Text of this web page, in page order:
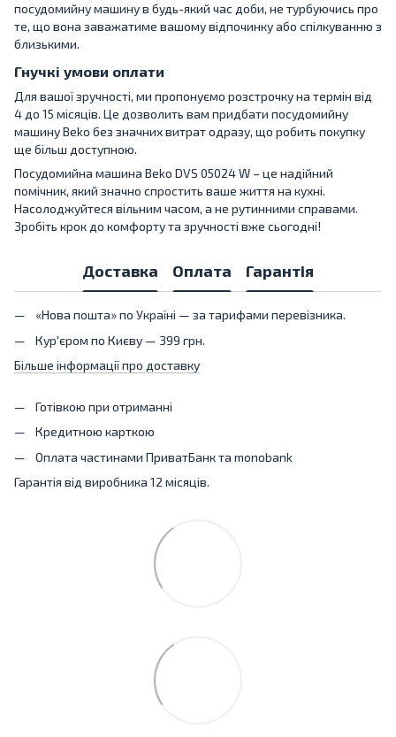
посудомийну машину в будь-який час доби, не турбуючись про
те, що вона заважатиме вашому відпочинку або спілкуванню з
близькими.
Гнучкі умови оплати
Для вашої зручності, ми пропонуємо розстрочку на термін від
4 до 15 місяців. Це дозволить вам придбати посудомийну
машину Beko без значних витрат одразу, що робить покупку
ще більш доступною.
Посудомийна машина Beko DVS 05024 W – це надійний
помічник, який значно спростить ваше життя на кухні.
Насолоджуйтеся вільним часом, а не рутинними справами.
Зробіть крок до комфорту та зручності вже сьогодні!
Доставка Оплата Гарантія
«Нова пошта» по Україні — за тарифами перевізника.
Кур'єром по Києву — 399 грн.
Більше інформації про доставку
Готівкою при отриманні
Кредитною карткою
Оплата частинами ПриватБанк та monobank
Гарантія від виробника 12 місяців.